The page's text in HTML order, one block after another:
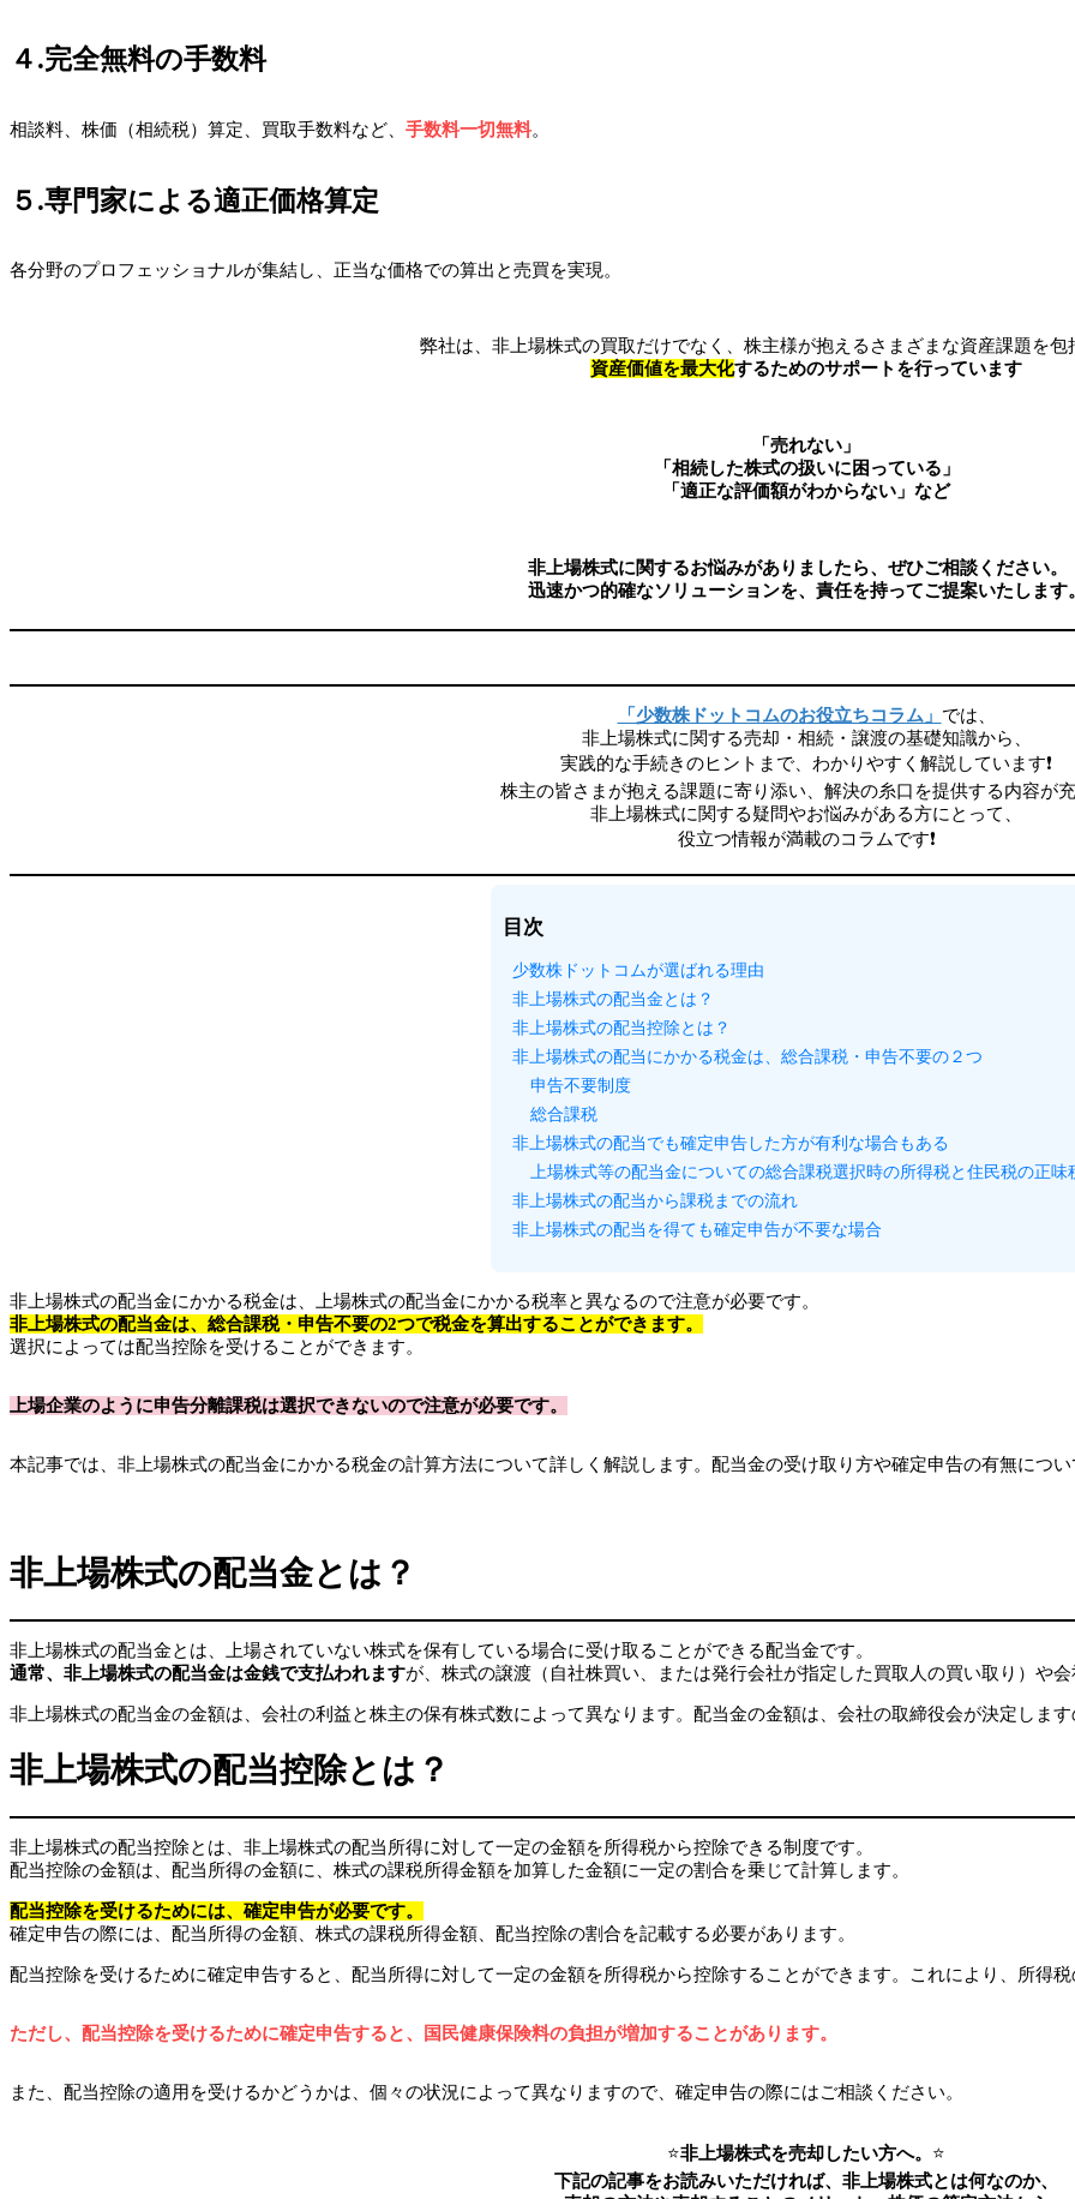
４.完全無料の手数料
相談料、株価（相続税）算定、買取手数料など、 手数料一切無料。
５.専門家による適正価格算定
各分野のプロフェッショナルが集結し、正当な価格での算出と売買を実現。
弊社は、非上場株式の買取だけでなく、株主様が抱えるさまざまな資産課題を包
資産価値を最大化するためのサポートを行っています
「売れない」
「相続した株式の扱いに困っている」
「適正な評価額がわからない」など
非上場株式に関するお悩みがありましたら、ぜひご相談ください。
迅速かつ的確なソリューションを、責任を持ってご提案いたします。
「少数株ドットコムのお役立ちコラム」 では、
非上場株式に関する売却・相続・譲渡の基礎知識から、
実践的な手続きのヒントまで、わかりやすく解説しています❗
株主の皆さまが抱える課題に寄り添い、解決の糸口を提供する内容が充
非上場株式に関する疑問やお悩みがある方にとって、
役立つ情報が満載のコラムです❗
目次
少数株ドットコムが選ばれる理由
非上場株式の配当金とは？
非上場株式の配当控除とは？
非上場株式の配当にかかる税金は、総合課税・申告不要の２つ
申告不要制度
総合課税
非上場株式の配当でも確定申告した方が有利な場合もある
上場株式等の配当金についての総合課税選択時の所得税と住民税の正味
非上場株式の配当から課税までの流れ
非上場株式の配当を得ても確定申告が不要な場合
非上場株式の配当金にかかる税金は、上場株式の配当金にかかる税率と異なるので注意が必要です。
非上場株式の配当金は、総合課税・申告不要の2つで税金を算出することができます。
選択によっては配当控除を受けることができます。
上場企業のように申告分離課税は選択できないので注意が必要です。
本記事では、非上場株式の配当金にかかる税金の計算方法について詳しく解説します。配当金の受け取り方や確定申告の有無につ
非上場株式の配当金とは？
非上場株式の配当金とは、上場されていない株式を保有している場合に受け取ることができる配当金です。
通常、非上場株式の配当金は金銭で支払われますが、株式の譲渡（自社株買い、または発行会社が指定した買取人の買い取り）や
非上場株式の配当金の金額は、会社の利益と株主の保有株式数によって異なります。配当金の金額は、会社の取締役会が決定しま
非上場株式の配当控除とは？
非上場株式の配当控除とは、非上場株式の配当所得に対して一定の金額を所得税から控除できる制度です。
配当控除の金額は、配当所得の金額に、株式の課税所得金額を加算した金額に一定の割合を乗じて計算します。
配当控除を受けるためには、確定申告が必要です。
確定申告の際には、配当所得の金額、株式の課税所得金額、配当控除の割合を記載する必要があります。
配当控除を受けるために確定申告すると、配当所得に対して一定の金額を所得税から控除することができます。これにより、所得税
ただし、配当控除を受けるために確定申告すると、国民健康保険料の負担が増加することがあります。
また、配当控除の適用を受けるかどうかは、個々の状況によって異なりますので、確定申告の際にはご相談ください。
⭐非上場株式を売却したい方へ。 ⭐
下記の記事をお読みいただければ、非上場株式とは何なのか、